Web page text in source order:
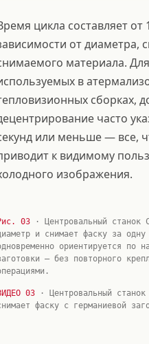
цикла составляет от
от диаметра,
материала.
в
сборках,
часто
или меньше — все,
к видимому
изображения.
03 · Центровальный станок
и снимает фаску за
ориентируется по
— без повторного
03 · Центровальный
фаску с германиевой